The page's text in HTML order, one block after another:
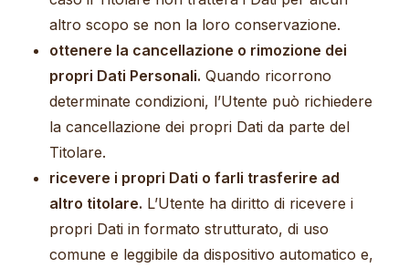
altro scopo se non la loro conservazione.
ottenere la cancellazione o rimozione dei
propri Dati Personali. Quando ricorrono
determinate condizioni, l’Utente può richiedere
la cancellazione dei propri Dati da parte del
Titolare.
ricevere i propri Dati o farli trasferire ad
altro titolare. L’Utente ha diritto di ricevere i
propri Dati in formato strutturato, di uso
comune e leggibile da dispositivo automatico e,